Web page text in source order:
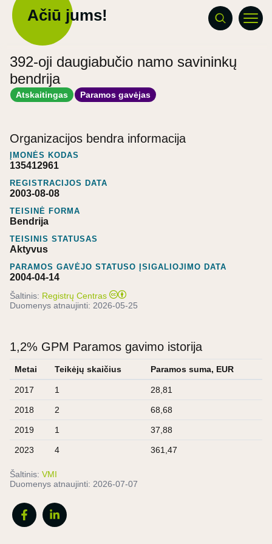
Ačiū jums!
392-oji daugiabučio namo savininkų
bendrija
Atskaitingas Paramos gavėjas
Organizacijos bendra informacija
ĮMONĖS KODAS
135412961
REGISTRACIJOS DATA
2003-08-08
TEISINĖ FORMA
Bendrija
TEISINIS STATUSAS
Aktyvus
PARAMOS GAVĖJO STATUSO ĮSIGALIOJIMO DATA
2004-04-14
Šaltinis: Registrų Centras
Duomenys atnaujinti: 2026-05-25
1,2% GPM Paramos gavimo istorija
Metai Teikėjų skaičius Paramos suma, EUR
2017 1 28,81
2018 2 68,68
2019 1 37,88
2023 4 361,47
Šaltinis: VMI
Duomenys atnaujinti: 2026-07-07